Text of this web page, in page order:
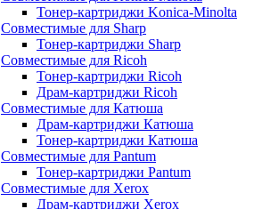
Тонер-картриджи Konica-Minolta
Совместимые для Sharp
Тонер-картриджи Sharp
Совместимые для Ricoh
Тонер-картриджи Ricoh
Драм-картриджи Ricoh
Совместимые для Катюша
Драм-картриджи Катюша
Тонер-картриджи Катюша
Совместимые для Pantum
Тонер-картриджи Pantum
Совместимые для Xerox
Драм-картриджи Xerox